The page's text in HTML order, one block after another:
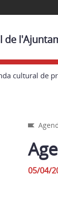
de
cultural de
05/04/